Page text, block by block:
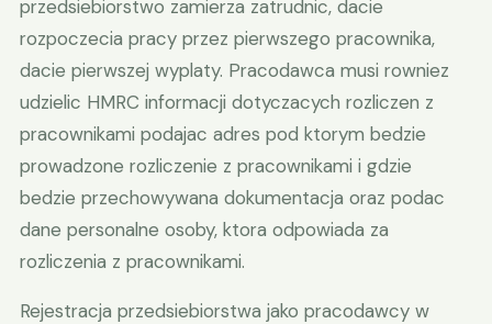
przedsiebiorstwo zamierza zatrudnic, dacie
rozpoczecia pracy przez pierwszego pracownika,
dacie pierwszej wyplaty. Pracodawca musi rowniez
udzielic HMRC informacji dotyczacych rozliczen z
pracownikami podajac adres pod ktorym bedzie
prowadzone rozliczenie z pracownikami i gdzie
bedzie przechowywana dokumentacja oraz podac
dane personalne osoby, ktora odpowiada za
rozliczenia z pracownikami.
Rejestracja przedsiebiorstwa jako pracodawcy w